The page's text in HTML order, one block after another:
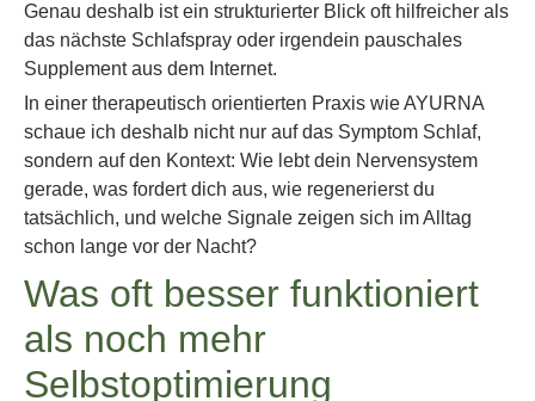
Genau deshalb ist ein strukturierter Blick oft hilfreicher als
das nächste Schlafspray oder irgendein pauschales
Supplement aus dem Internet.
In einer therapeutisch orientierten Praxis wie AYURNA
schaue ich deshalb nicht nur auf das Symptom Schlaf,
sondern auf den Kontext: Wie lebt dein Nervensystem
gerade, was fordert dich aus, wie regenerierst du
tatsächlich, und welche Signale zeigen sich im Alltag
schon lange vor der Nacht?
Was oft besser funktioniert
als noch mehr
Selbstoptimierung